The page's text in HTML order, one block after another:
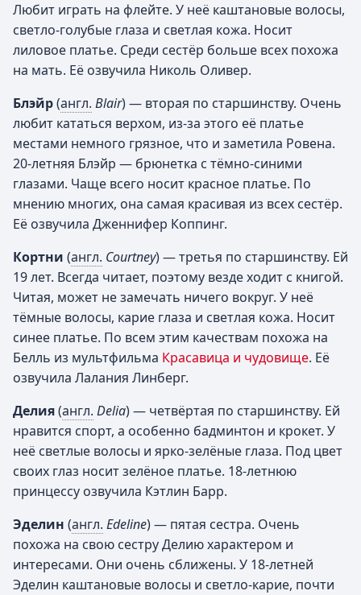
Любит играть на флейте. У неё каштановые волосы,
светло-голубые глаза и светлая кожа. Носит
лиловое платье. Среди сестёр больше всех похожа
на мать. Её озвучила Николь Оливер.
Блэйр(англ. Blair) — вторая по старшинству. Очень
любит кататься верхом, из-за этого её платье
местами немного грязное, что и заметила Ровена.
20-летняя Блэйр — брюнетка с тёмно-синими
глазами. Чаще всего носит красное платье. По
мнению многих, она самая красивая из всех сестёр.
Её озвучила Дженнифер Коппинг.
Кортни (англ. Courtney) — третья по старшинству. Ей
19 лет. Всегда читает, поэтому везде ходит с книгой.
Читая, может не замечать ничего вокруг. У неё
тёмные волосы, карие глаза и светлая кожа. Носит
синее платье. По всем этим качествам похожа на
Белль из мультфильма Красавица и чудовище. Её
озвучила Лалания Линберг.
Делия(англ. Delia) — четвёртая по старшинству. Ей
нравится спорт, а особенно бадминтон и крокет. У
неё светлые волосы и ярко-зелёные глаза. Под цвет
своих глаз носит зелёное платье. 18-летнюю
принцессу озвучила Кэтлин Барр.
Эделин (англ. Edeline) — пятая сестра. Очень
похожа на свою сестру Делию характером и
интересами. Они очень сближены. У 18-летней
Эделин каштановые волосы и светло-карие, почти